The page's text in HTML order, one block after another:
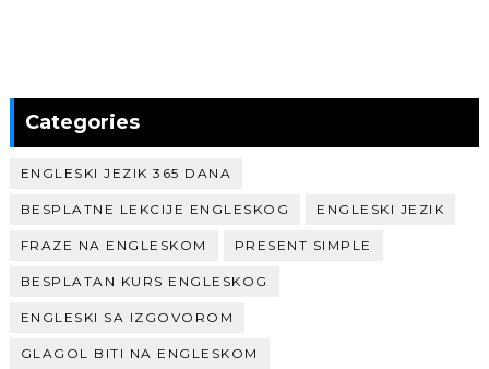
Categories
ENGLESKI JEZIK 365 DANA
BESPLATNE LEKCIJE ENGLESKOG ENGLESKI JEZIK
FRAZE NA ENGLESKOM PRESENT SIMPLE
BESPLATAN KURS ENGLESKOG
ENGLESKI SA IZGOVOROM
GLAGOL BITI NA ENGLESKOM